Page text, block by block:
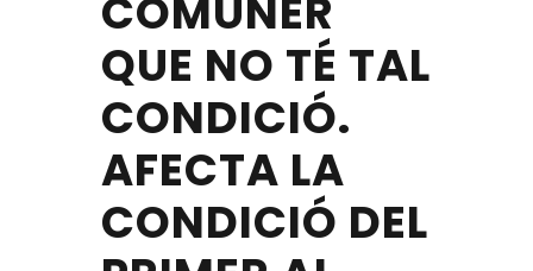
COMUNER
QUE NO TÉ TAL
CONDICIÓ.
AFECTA LA
CONDICIÓ DEL